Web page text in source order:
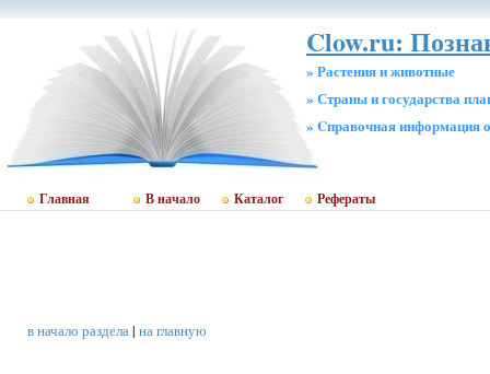
Clow.ru:
» Растения и животные
» Страны и государства
» Cправочная информация
Главная В начало Каталог Рефераты
в начало раздела| на главную